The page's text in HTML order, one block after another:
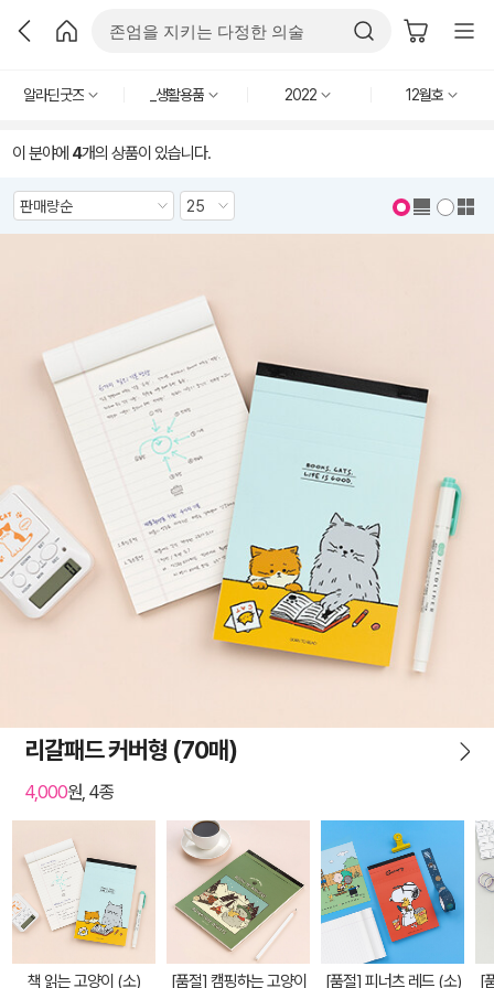
알라딘굿즈 _생활용품 2022 12월호
이 분야에 4개의 상품이 있습니다.
리갈패드 커버형 (70매)
4,000원, 4종
책 읽는 고양이 (소) [품절] 캠핑하는 고양이 [품절] 피너츠 레드 (소) [